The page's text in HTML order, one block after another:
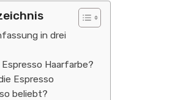
in drei
Espresso Haarfarbe?
Espresso
beliebt?